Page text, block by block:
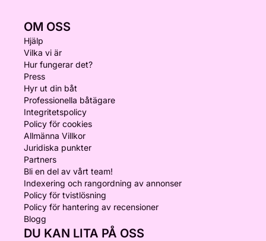
OM OSS
Hjälp
Vilka vi är
Hur fungerar det?
Press
Hyr ut din båt
Professionella båtägare
Integritetspolicy
Policy för cookies
Allmänna Villkor
Juridiska punkter
Partners
Bli en del av vårt team!
Indexering och rangordning av annonser
Policy för tvistlösning
Policy för hantering av recensioner
Blogg
DU KAN LITA PÅ OSS